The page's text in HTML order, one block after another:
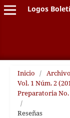
Logos
Inicio /
Vol. 1 Núm. 2
Preparatoria No.
/
Reseñas